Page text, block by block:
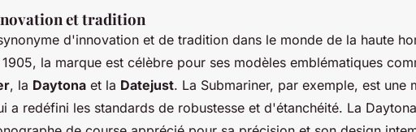
et tradition
d'innovation et de tradition dans le monde de la haute
1905, la marque est célèbre pour ses modèles emblématiques
, la Daytona et la Datejust. La Submariner, par exemple, est une
a redéfini les standards de robustesse et d'étanchéité. La